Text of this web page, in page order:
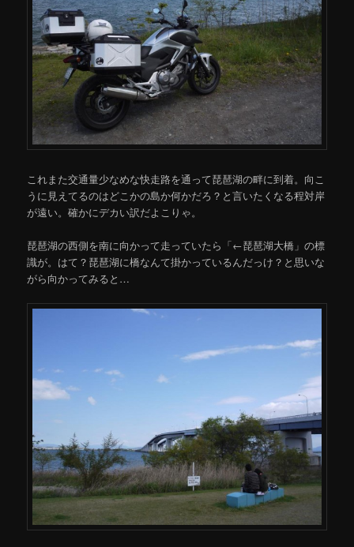
これまた交通量少なめな快走路を通って琵琶湖の畔に到着。向こ
うに見えてるのはどこかの島か何かだろ？と言いたくなる程対岸
が遠い。確かにデカい訳だよこりゃ。
琵琶湖の西側を南に向かって走っていたら「←琵琶湖大橋」の標
識が。はて？琵琶湖に橋なんて掛かっているんだっけ？と思いな
がら向かってみると…